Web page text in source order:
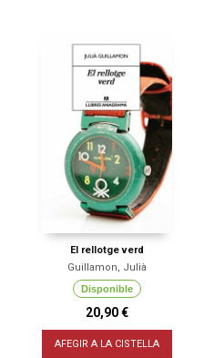
El rellotge verd
Guillamon, Julià
Disponible
20,90 €
AFEGIR A LA CISTELLA